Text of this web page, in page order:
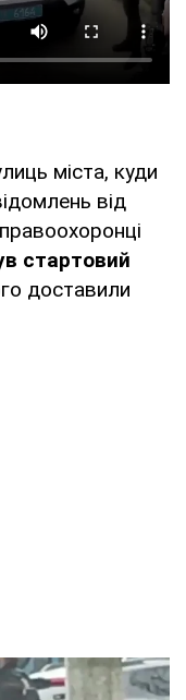
міста, куди
від
стартовий
доставили